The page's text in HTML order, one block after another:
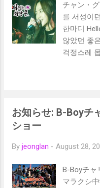
절을 때로
싶어 잊었
지나가버
는 예쁜 꿈
면 내 마음
려도 랄라
면 내 마음
チャン・
를 서성이
한마디
않았던 좋
걱정스레
이 전해지
마디 No
있는 삐애
지만 She
혼자만의
お知らせ: B-Boyチ
ショー
By jeonglan - August 28,
B-Boyチャ
マラクシ